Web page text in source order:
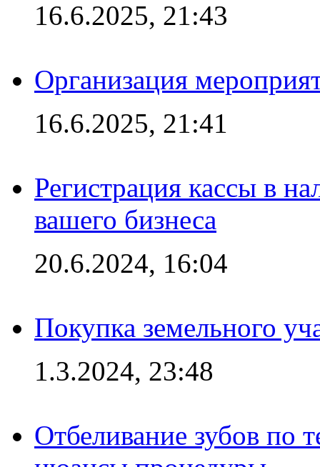
16.6.2025, 21:43
Организация
16.6.2025, 21:41
Регистрация кассы в
вашего бизнеса
20.6.2024, 16:04
Покупка земельного
1.3.2024, 23:48
Отбеливание зубов по